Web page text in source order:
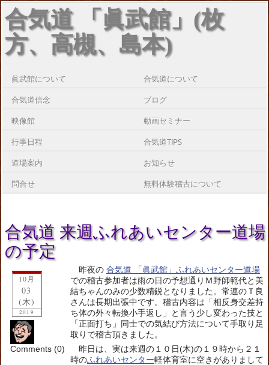
合気道 「眞武館」(枚
方、高槻、島本)
眞武館について 合気道について
合気道信念 ブログ
映像館 動画セミナー
行事日程 合気道TIPS
道場案内 お知らせ
問合せ 無料体験稽古について
合気道 来週ふれあいセンター道場
の予定
10月
03
(木)
2019
Comments (0)
昨夜の 合気道 「眞武館」ふれあいセンター道場
での稽古参加者は雨の日の予想通りＭ野師範代と美
結ちゃんのみの少数精鋭となりました。常連のＴ良
さんは長期出張中です。稽古内容は「相反身交差持
ち体の外々転換小手返し」と言う少し変わった技と
「正面打ち」同士での気結び方法について手取り足
取りで稽古頂きました。
昨日は、実は来週の１０日(木)の１９時から２１
時のふれあいセンター軽体育室に空きがありまして